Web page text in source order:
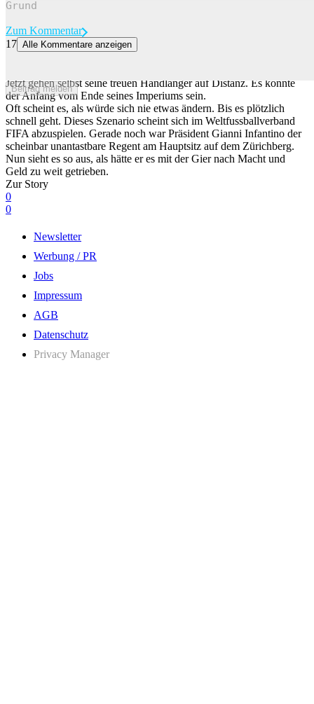
Beitrag melden
Zum Kommentar
17 Alle Kommentare anzeigen
Jetzt gehen selbst seine treuen Handlanger auf Distanz. Es könnte
der Anfang vom Ende seines Imperiums sein.
Oft scheint es, als würde sich nie etwas ändern. Bis es plötzlich
schnell geht. Dieses Szenario scheint sich im Weltfussballverband
FIFA abzuspielen. Gerade noch war Präsident Gianni Infantino der
scheinbar unantastbare Regent am Hauptsitz auf dem Zürichberg.
Nun sieht es so aus, als hätte er es mit der Gier nach Macht und
Geld zu weit getrieben.
Zur Story
0
0
Newsletter
Werbung / PR
Jobs
Impressum
AGB
Datenschutz
Privacy Manager